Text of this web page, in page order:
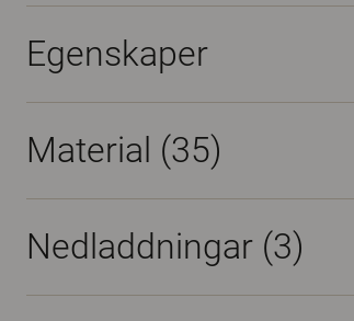
Egenskaper
Material (35)
Nedladdningar (3)